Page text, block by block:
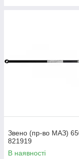
Звено (пр-во МАЗ)
821919
В наявності